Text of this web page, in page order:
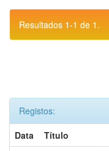
Resultados 1-1 de 1.
Registos:
Data
Título